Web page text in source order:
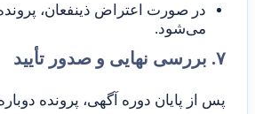
در صورت اعتراض ذینفعان،
می‌شود.
۷. بررسی نهایی و صدور تأیید
پس از پایان دوره آگهی، پرونده